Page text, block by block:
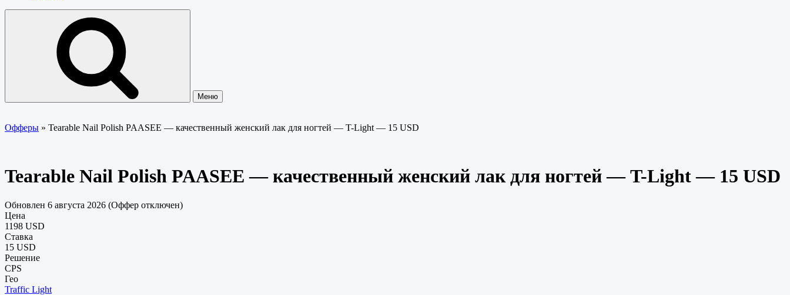
Меню
Офферы » Tearable Nail Polish PAASEE — качественный женский лак для ногтей — T-Light — 15 USD
Tearable Nail Polish PAASEE — качественный женский лак для ногтей — T-Light — 15 USD
Обновлен 6 августа 2026 (Оффер отключен)
Цена
1198 USD
Ставка
15 USD
Решение
CPS
Гео
Traffic Light